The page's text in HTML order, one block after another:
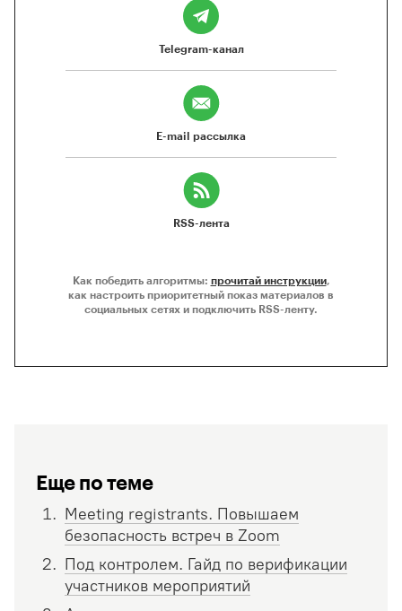
Telegram-канал
E-mail рассылка
RSS-лента
Как победить алгоритмы: прочитай инструкции,
как настроить приоритетный показ материалов в
социальных сетях и подключить RSS-ленту.
Еще по теме
Meeting registrants. Повышаем
безопасность встреч в Zoom
Под контролем. Гайд по верификации
участников мероприятий